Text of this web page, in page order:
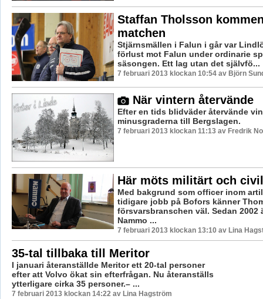
Staffan Tholsson
matchen
Stjärnsmällen i Falun i går var
förlust mot Falun under ordinarie
säsongen. Ett lag utan det självfö...
7 februari 2013 klockan 10:54 av Björn
När vintern återvände
Efter en tids blidväder återvände
minusgraderna till Bergslagen.
7 februari 2013 klockan 11:13 av Fredrik
Här möts militärt och
Med bakgrund som officer inom
tidigare jobb på Bofors känner
försvarsbranschen väl. Sedan 2002
Nammo ...
7 februari 2013 klockan 13:10 av Lina
35-tal tillbaka till Meritor
I januari återanställde Meritor ett 20-tal personer
efter att Volvo ökat sin efterfrågan. Nu återanställs
ytterligare cirka 35 personer.– ...
7 februari 2013 klockan 14:22 av Lina Hagström